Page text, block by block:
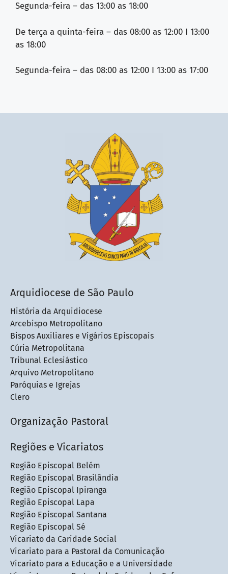
Segunda-feira – das 13:00 as 18:00
De terça a quinta-feira – das 08:00 as 12:00 I 13:00
as 18:00
Segunda-feira – das 08:00 as 12:00 I 13:00 as 17:00
Arquidiocese de São Paulo
História da Arquidiocese
Arcebispo Metropolitano
Bispos Auxiliares e Vigários Episcopais
Cúria Metropolitana
Tribunal Eclesiástico
Arquivo Metropolitano
Paróquias e Igrejas
Clero
Organização Pastoral
Regiões e Vicariatos
Região Episcopal Belém
Região Episcopal Brasilândia
Região Episcopal Ipiranga
Região Episcopal Lapa
Região Episcopal Santana
Região Episcopal Sé
Vicariato da Caridade Social
Vicariato para a Pastoral da Comunicação
Vicariato para a Educação e a Universidade